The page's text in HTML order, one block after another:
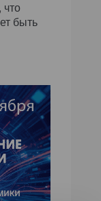
быть